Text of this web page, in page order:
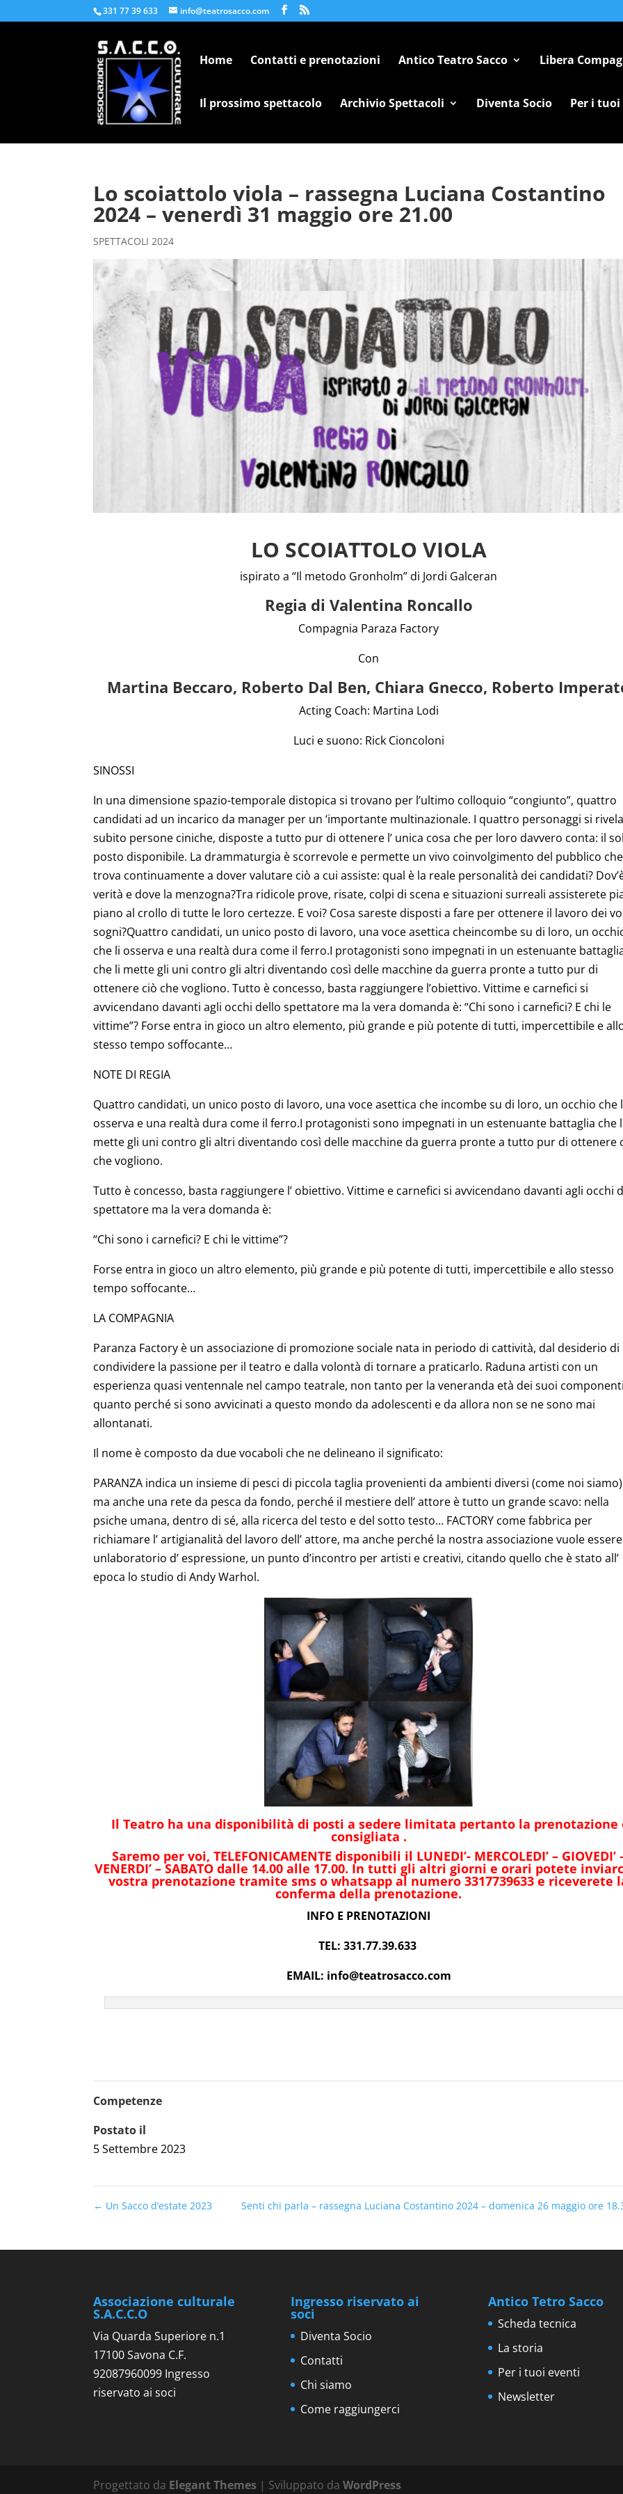
331 77 39 633 info@teatrosacco.com
Home Contatti e prenotazioni Antico Teatro Sacco Libera
Il prossimo spettacolo Archivio Spettacoli Diventa Socio Per i
Lo scoiattolo viola – rassegna Luciana Costantino
2024 – venerdì 31 maggio ore 21.00
SPETTACOLI 2024
LO SCOIATTOLO VIOLA
ispirato a “Il metodo Gronholm” di Jordi Galceran
Regia di Valentina Roncallo
Compagnia Paraza Factory
Con
Martina Beccaro, Roberto Dal Ben, Chiara Gnecco, Roberto
Acting Coach: Martina Lodi
Luci e suono: Rick Cioncoloni
SINOSSI
In una dimensione spazio-temporale distopica si trovano per l’ultimo colloquio “congiunto”, quattro
candidati ad un incarico da manager per un ‘importante multinazionale. I quattro personaggi si
subito persone ciniche, disposte a tutto pur di ottenere l’ unica cosa che per loro davvero conta: il
posto disponibile. La drammaturgia è scorrevole e permette un vivo coinvolgimento del pubblico
trova continuamente a dover valutare ciò a cui assiste: qual è la reale personalità dei candidati?
verità e dove la menzogna?Tra ridicole prove, risate, colpi di scena e situazioni surreali assisterete
piano al crollo di tutte le loro certezze. E voi? Cosa sareste disposti a fare per ottenere il lavoro dei
sogni?Quattro candidati, un unico posto di lavoro, una voce asettica cheincombe su di loro, un
che li osserva e una realtà dura come il ferro.I protagonisti sono impegnati in un estenuante
che li mette gli uni contro gli altri diventando così delle macchine da guerra pronte a tutto pur di
ottenere ciò che vogliono. Tutto è concesso, basta raggiungere l’obiettivo. Vittime e carnefici si
avvicendano davanti agli occhi dello spettatore ma la vera domanda è: “Chi sono i carnefici? E chi le
vittime”? Forse entra in gioco un altro elemento, più grande e più potente di tutti, impercettibile e
stesso tempo soffocante…
NOTE DI REGIA
Quattro candidati, un unico posto di lavoro, una voce asettica che incombe su di loro, un occhio che
osserva e una realtà dura come il ferro.I protagonisti sono impegnati in un estenuante battaglia che
mette gli uni contro gli altri diventando così delle macchine da guerra pronte a tutto pur di ottenere
che vogliono.
Tutto è concesso, basta raggiungere l’ obiettivo. Vittime e carnefici si avvicendano davanti agli occhi
spettatore ma la vera domanda è:
“Chi sono i carnefici? E chi le vittime”?
Forse entra in gioco un altro elemento, più grande e più potente di tutti, impercettibile e allo stesso
tempo soffocante…
LA COMPAGNIA
Paranza Factory è un associazione di promozione sociale nata in periodo di cattività, dal desiderio di
condividere la passione per il teatro e dalla volontà di tornare a praticarlo. Raduna artisti con un
esperienza quasi ventennale nel campo teatrale, non tanto per la veneranda età dei suoi
quanto perché si sono avvicinati a questo mondo da adolescenti e da allora non se ne sono mai
allontanati.
Il nome è composto da due vocaboli che ne delineano il significato:
PARANZA indica un insieme di pesci di piccola taglia provenienti da ambienti diversi (come noi
ma anche una rete da pesca da fondo, perché il mestiere dell’ attore è tutto un grande scavo: nella
psiche umana, dentro di sé, alla ricerca del testo e del sotto testo… FACTORY come fabbrica per
richiamare l’ artigianalità del lavoro dell’ attore, ma anche perché la nostra associazione vuole essere
unlaboratorio d’ espressione, un punto d’incontro per artisti e creativi, citando quello che è stato all’
epoca lo studio di Andy Warhol.
Il Teatro ha una disponibilità di posti a sedere limitata pertanto la prenotazione
consigliata .
Saremo per voi, TELEFONICAMENTE disponibili il LUNEDI’- MERCOLEDI’ – GIOVEDI’
VENERDI’ – SABATO dalle 14.00 alle 17.00. In tutti gli altri giorni e orari potete
vostra prenotazione tramite sms o whatsapp al numero 3317739633 e riceverete
conferma della prenotazione.
INFO E PRENOTAZIONI
TEL: 331.77.39.633
EMAIL: info@teatrosacco.com
Competenze
Postato il
5 Settembre 2023
← Un Sacco d’estate 2023 Senti chi parla – rassegna Luciana Costantino 2024 – domenica 26 maggio ore
Associazione culturale
S.A.C.C.O
Via Quarda Superiore n.1
17100 Savona C.F.
92087960099 Ingresso
riservato ai soci
Ingresso riservato ai
soci
Diventa Socio
Contatti
Chi siamo
Come raggiungerci
Antico Tetro Sacco
Scheda tecnica
La storia
Per i tuoi eventi
Newsletter
Progettato da Elegant Themes | Sviluppato daWordPress